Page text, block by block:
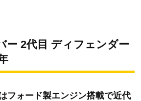
ー 2代目 ディフェンダー
フォード製エンジン搭載で近代